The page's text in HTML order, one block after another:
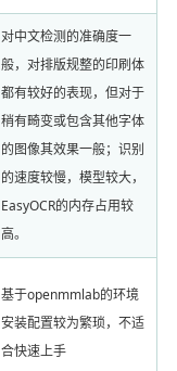
对中文检测的准确度一
般，对排版规整的印刷体
都有较好的表现，但对于
稍有畸变或包含其他字体
的图像其效果一般；识别
的速度较慢，模型较大，
EasyOCR的内存占用较
高。
基于openmmlab的环境
安装配置较为繁琐，不适
合快速上手